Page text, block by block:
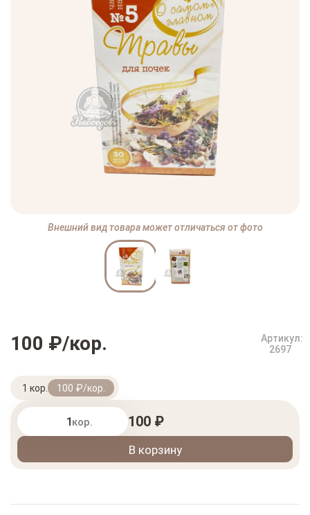
Внешний вид товара может отличаться от фото
100 ₽/кор.
Артикул:
2697
1 кор. 100 ₽/кор.
кор. 100 ₽
В корзину